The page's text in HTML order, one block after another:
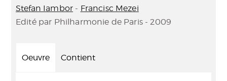
Stefan Iambor - Francisc Mezei
Edité par Philharmonie de Paris - 2009
Oeuvre Contient